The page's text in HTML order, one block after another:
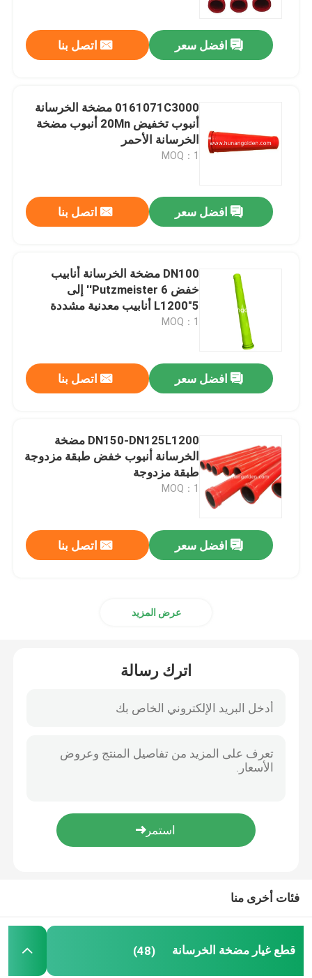
منتجات
معلومات عنا
افضل سعر اتصل بنا
0161071C3000 مضخة الخرسانة
أنبوب تخفيض 20Mn أنبوب مضخة
الخرسانة الأحمر
MOQ：1
افضل سعر اتصل بنا
DN100 مضخة الخرسانة أنابيب
خفض Putzmeister 6'' إلى
5"L1200 أنابيب معدنية مشددة
MOQ：1
افضل سعر اتصل بنا
DN150-DN125L1200 مضخة
الخرسانة أنبوب خفض طبقة مزدوجة
طبقة مزدوجة
MOQ：1
افضل سعر اتصل بنا
عرض المزيد
اترك رسالة
فئات أخرى منا
قطع غيار مضخة الخرسانة (48)